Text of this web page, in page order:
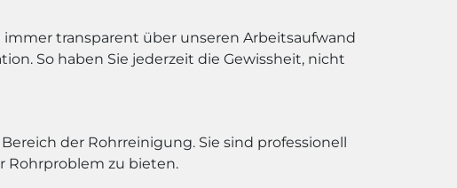
immer transparent über unseren Arbeitsaufwand
So haben Sie jederzeit die Gewissheit, nicht
der Rohrreinigung. Sie sind professionell
Rohrproblem zu bieten.